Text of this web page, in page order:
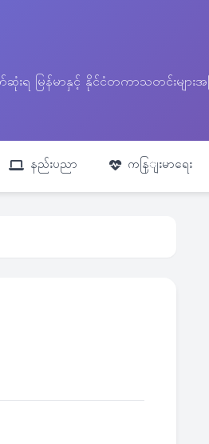
ောက်ဆုံးရ မြန်မာနှင့် နိုင်ငံတကာသတင်
နည်းပညာ ကနြျးမာရေး